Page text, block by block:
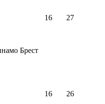
Брест
16 27
16 26